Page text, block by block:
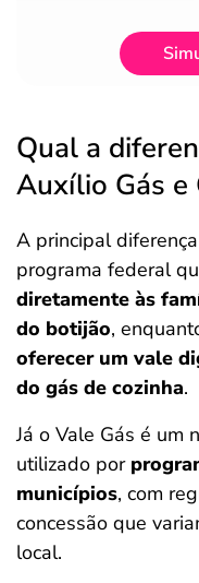
Qual a
Auxílio Gás e
A principal
programa federal
diretamente às
do botijão,
oferecer um vale
do gás de cozinha.
Já o Vale Gás é um
utilizado por
municípios, com
concessão que
local.